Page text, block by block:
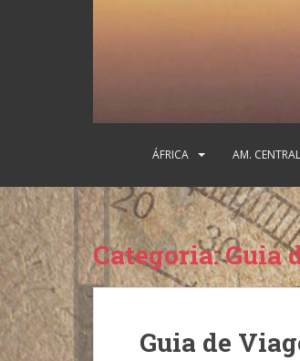
ÁFRICA AM. CENTRAL
Categoria:Guia
Guia de